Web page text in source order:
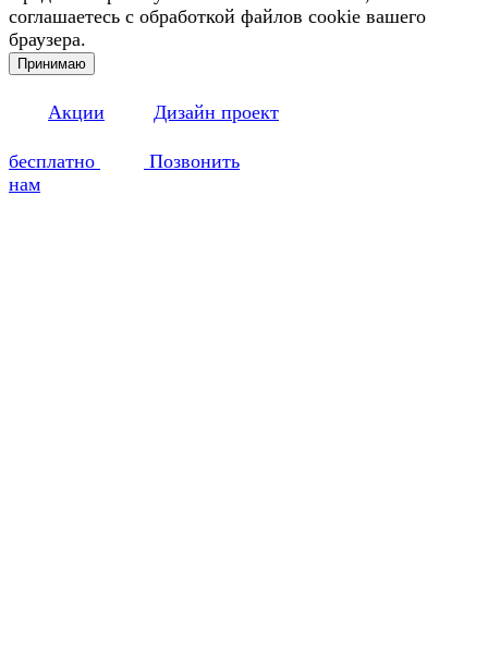
соглашаетесь с обработкой файлов cookie вашего
браузера.
Принимаю
Акции Дизайн проект
бесплатно
Позвонить
нам